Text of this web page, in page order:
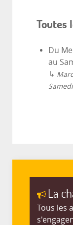
Toutes
Du
au
↳
Samedi
La
Tous les